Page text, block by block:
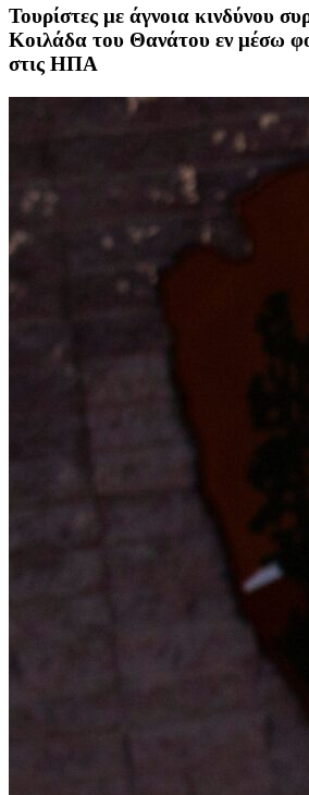
Τουρίστες με άγνοια κινδύνου
Κοιλάδα του Θανάτου εν μέσω
στις ΗΠΑ